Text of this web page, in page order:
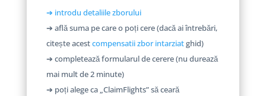
➔ introdu detaliile zborului
➔ află suma pe care o poți cere (dacă ai întrebări,
citește acestcompensatii zbor intarziatghid)
➔ completează formularul de cerere (nu durează
mai mult de 2 minute)
➔ poți alege ca „ClaimFlights” să ceară